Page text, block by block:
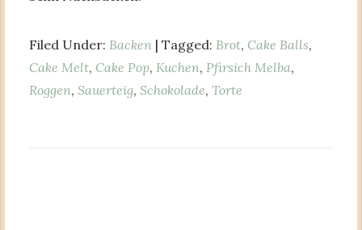
Filed Under: Backen | Tagged: Brot, Cake Balls,
Cake Melt, Cake Pop, Kuchen, Pfirsich Melba,
Roggen, Sauerteig, Schokolade, Torte